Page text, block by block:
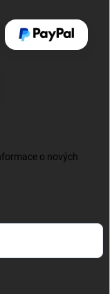
o nových